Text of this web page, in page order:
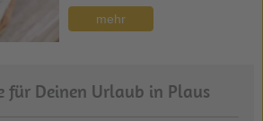
mehr
für Deinen Urlaub in Plaus